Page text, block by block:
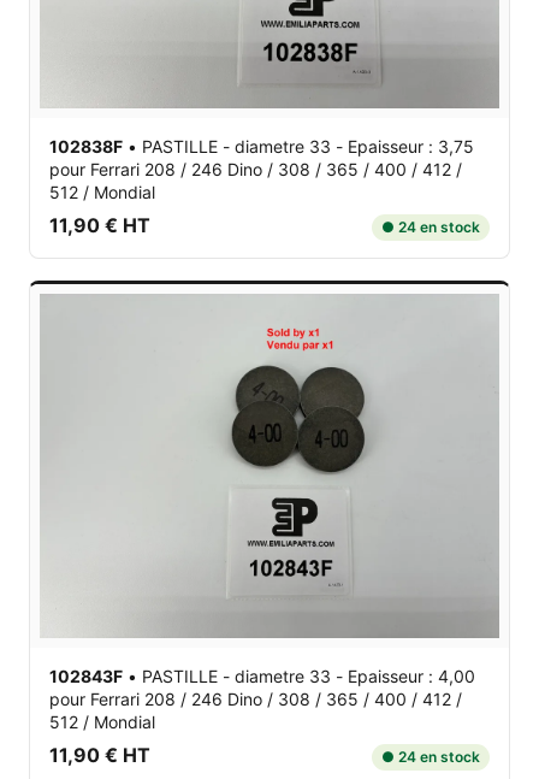
102838F • PASTILLE - diametre 33 - Epaisseur : 3,75
pour Ferrari 208 / 246 Dino / 308 / 365 / 400 / 412 /
512 / Mondial
11,90 € HT ● 24 en stock
102843F • PASTILLE - diametre 33 - Epaisseur : 4,00
pour Ferrari 208 / 246 Dino / 308 / 365 / 400 / 412 /
512 / Mondial
11,90 € HT ● 24 en stock